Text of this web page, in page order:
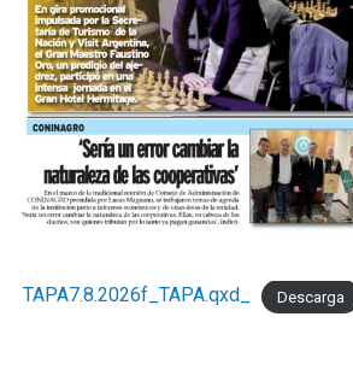
TAPA7.8.2026f_TAPA.qxd_ Descarga